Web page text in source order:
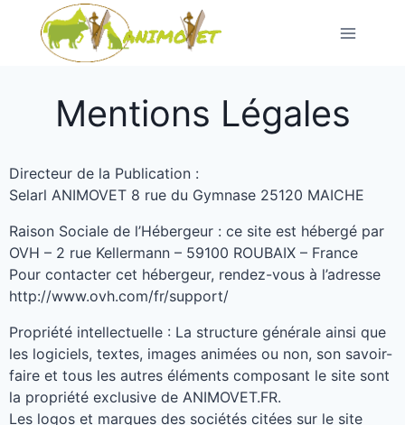
Contenido
Mentions Légales
Directeur de la Publication :
Selarl ANIMOVET 8 rue du Gymnase 25120 MAICHE
Raison Sociale de l’Hébergeur : ce site est hébergé par
OVH – 2 rue Kellermann – 59100 ROUBAIX – France
Pour contacter cet hébergeur, rendez-vous à l’adresse
http://www.ovh.com/fr/support/
Propriété intellectuelle : La structure générale ainsi que
les logiciels, textes, images animées ou non, son savoir-
faire et tous les autres éléments composant le site sont
la propriété exclusive de ANIMOVET.FR.
Les logos et marques des sociétés citées sur le site